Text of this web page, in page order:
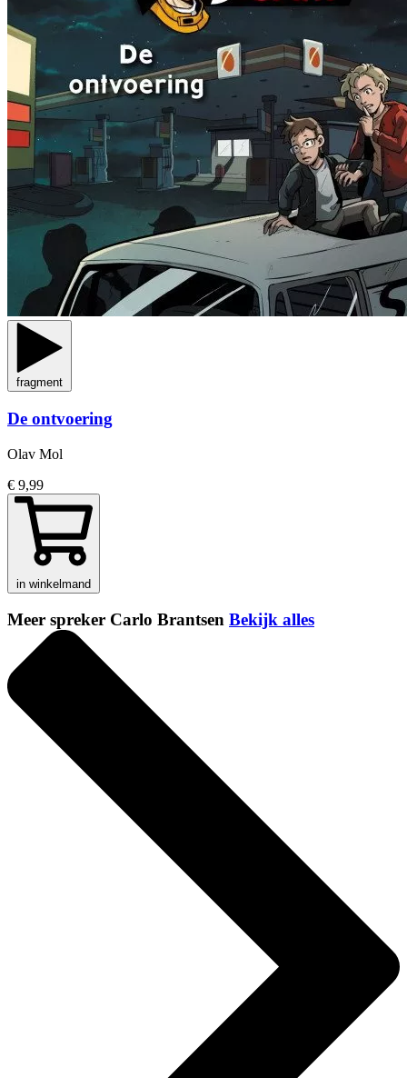
fragment
De ontvoering
Olav Mol
€ 9,99
in winkelmand
Meer spreker Carlo Brantsen Bekijk alles